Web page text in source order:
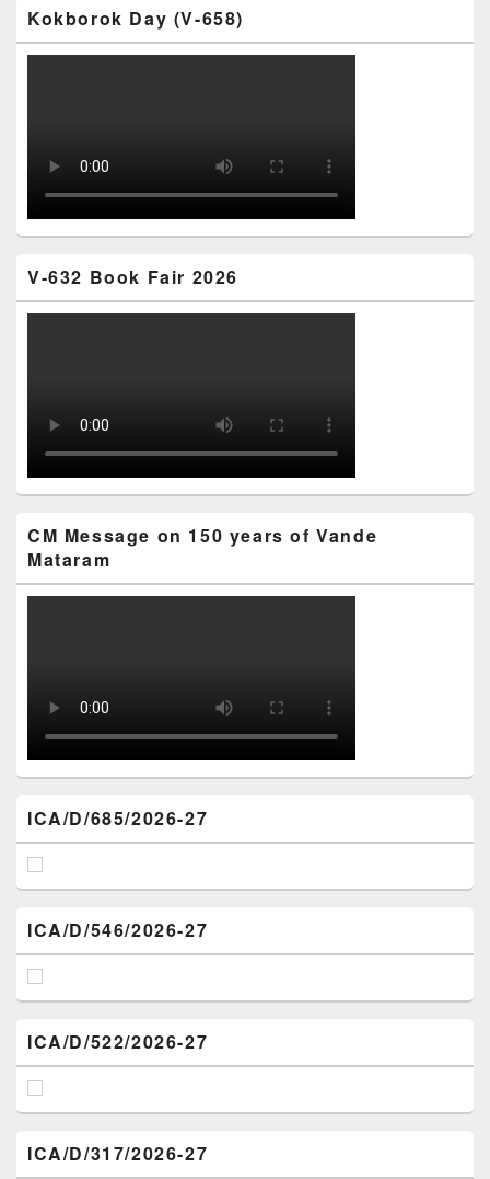
Kokborok Day (V-658)
V-632 Book Fair 2026
CM Message on 150 years of Vande
Mataram
ICA/D/685/2026-27
ICA/D/546/2026-27
ICA/D/522/2026-27
ICA/D/317/2026-27